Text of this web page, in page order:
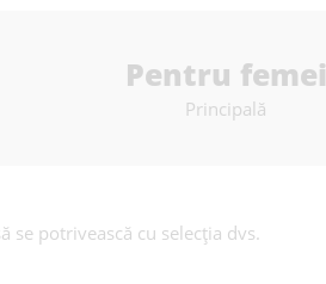
Pentru femei
Principală
se potrivească cu selecția dvs.